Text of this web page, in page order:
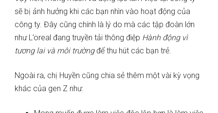
sẽ bị ảnh hưởng khi các bạn nhìn vào hoạt động của
công ty. Đây cũng chính là lý do mà các tập đoàn lớn
như L’oreal đang truyền tải thông điệp Hành động vì
tương lai và môi trườngđể thu hút các bạn trẻ.
Ngoài ra, chị Huyền cũng chia sẻ thêm một vài kỳ vọng
khác của gen Z như: